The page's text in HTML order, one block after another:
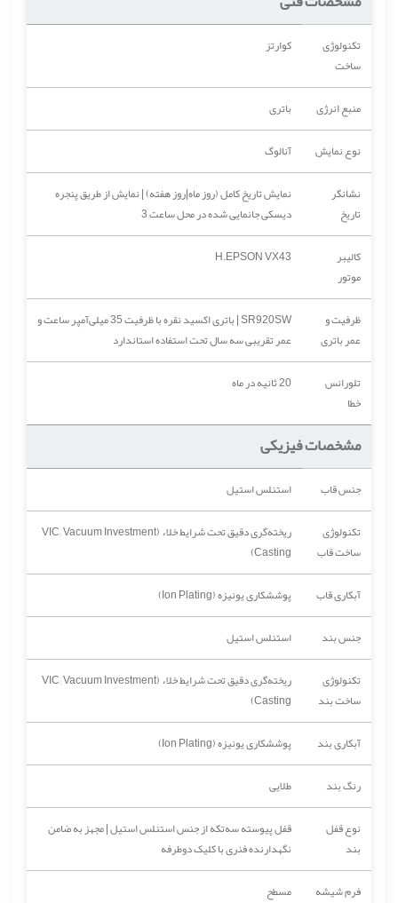
تکنولوژی
ساخت
کوارتز
منبع انرژی
باتری
نوع نمایش
آنالوگ
نشانگر
تاریخ
نمایش تاریخ کامل (روز ماه|روز هفته) | نمایش از طریق پنجره
دیسکی جانمایی شده در محل ساعت 3
کالیبر
موتور
H.EPSON VX43
ظرفیت و
عمر باتری
SR920SW | باتری اکسید نقره با ظرفیت 35 میلی‌آمپر ساعت و
عمر تقریبی سه سال تحت استفاده استاندارد
تلورانس
خطا
20 ثانیه در ماه
مشخصات فیزیکی
جنس قاب
استنلس استیل
تکنولوژی
ساخت قاب
ریخته‌گری دقیق تحت شرایط خلاء (VIC; Vacuum Investment
Casting)
آبکاری قاب
پوششکاری یونیزه (Ion Plating)
جنس بند
استنلس استیل
تکنولوژی
ساخت بند
ریخته‌گری دقیق تحت شرایط خلاء (VIC; Vacuum Investment
Casting)
آبکاری بند
پوششکاری یونیزه (Ion Plating)
رنگ بند
طلایی
نوع قفل
بند
قفل پیوسته سه‌تکه از جنس استنلس استیل | مجهز به ضامن
نگهدارنده فنری با کلیک دوطرفه
فرم شیشه
مسطح